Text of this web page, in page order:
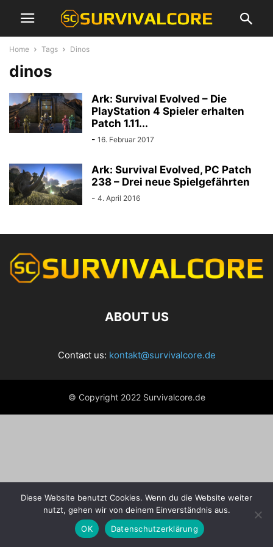
Home Tags Dinos
dinos
Ark: Survival Evolved – Die
PlayStation 4 Spieler erhalten
Patch 1.11...
- 16. Februar 2017
Ark: Survival Evolved, PC Patch
238 – Drei neue Spielgefährten
- 4. April 2016
ABOUT US
Contact us: kontakt@survivalcore.de
© Copyright 2022 Survivalcore.de
Diese Website benutzt Cookies. Wenn du die Website weiter
nutzt, gehen wir von deinem Einverständnis aus.
OK
Datenschutzerklärung